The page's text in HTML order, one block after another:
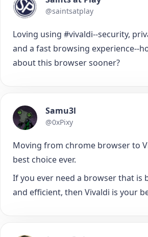
@saintsatplay
Loving using #vivaldi--security,
and a fast browsing experience--
about this browser sooner?
Samu3l
@0xPixy
Moving from chrome browser to
best choice ever.
If you ever need a browser that is
and efficient, then Vivaldi is your